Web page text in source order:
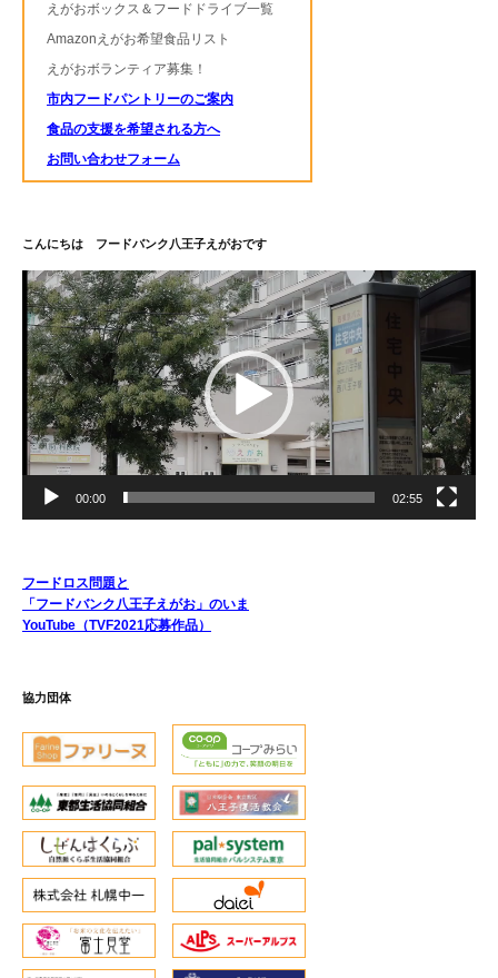
えがおボックス＆フードドライブ一覧
Amazonえがお希望食品リスト
えがおボランティア募集！
市内フードパントリーのご案内
食品の支援を希望される方へ
お問い合わせフォーム
こんにちは フードバンク八王子えがおです
動
画
プ
レ
ー
ヤ
ー
00:00 02:55
フードロス問題と
「フードバンク八王子えがお」のいま
YouTube（TVF2021応募作品）
協力団体